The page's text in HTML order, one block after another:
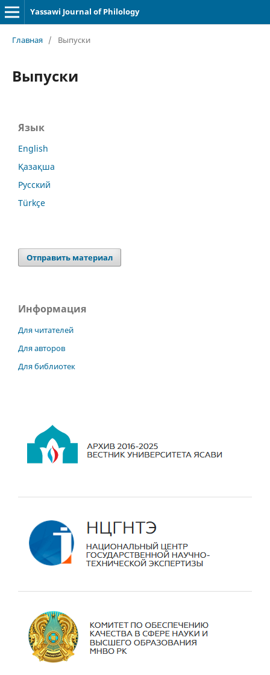
Yassawi Journal of Philology
Главная / Выпуски
Выпуски
Язык
English
Қазақша
Русский
Türkçe
Отправить материал
Информация
Для читателей
Для авторов
Для библиотек